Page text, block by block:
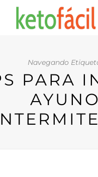
Navegando
PARA
AYUNO